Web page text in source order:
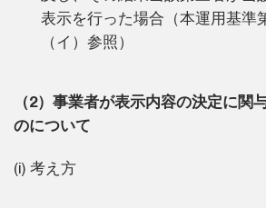
表示を行った場合（本運用基準
（イ）参照）
（2）事業者が表示内容の決定に関
のについて
(i) 考え方